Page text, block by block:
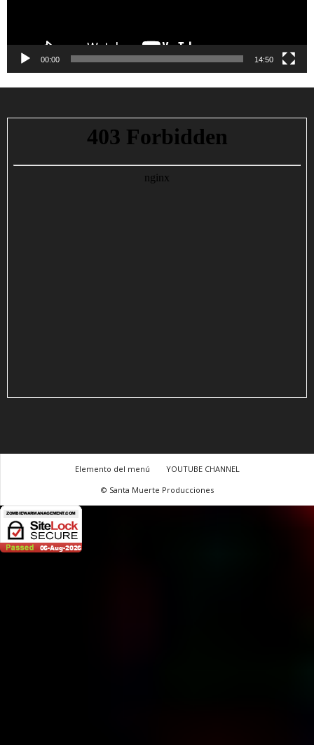
00:00 14:50
Elemento del menú
YOUTUBE CHANNEL
© Santa Muerte Producciones